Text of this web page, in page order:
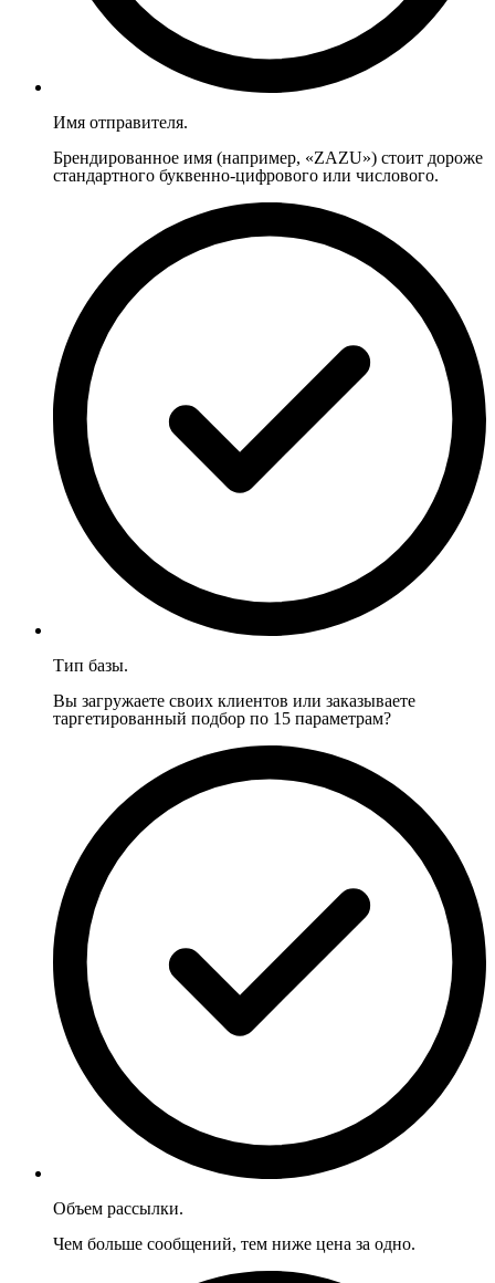
Имя отправителя.
Брендированное имя (например, «ZAZU») стоит дороже
стандартного буквенно-цифрового или числового.
Тип базы.
Вы загружаете своих клиентов или заказываете
таргетированный подбор по 15 параметрам?
Объем рассылки.
Чем больше сообщений, тем ниже цена за одно.